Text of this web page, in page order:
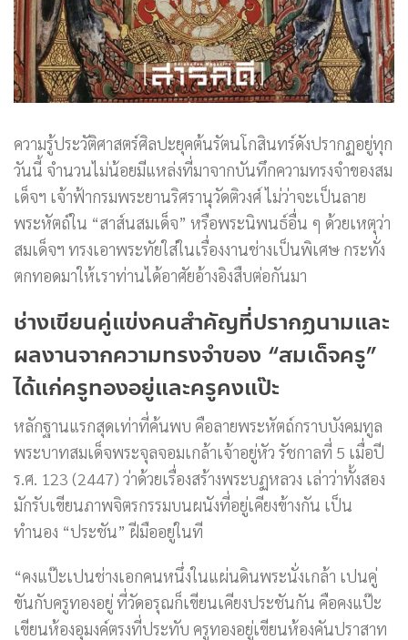
ความรู้ประวัติศาสตร์ศิลปะยุคต้นรัตนโกสินทร์ดังปรากฏอยู่ทุก
วันนี้ จำนวนไม่น้อยมีแหล่งที่มาจากบันทึกความทรงจำของสม
เด็จฯ เจ้าฟ้ากรมพระยานริศรานุวัดติวงศ์ ไม่ว่าจะเป็นลาย
พระหัตถ์ใน “สาส์นสมเด็จ” หรือพระนิพนธ์อื่น ๆ ด้วยเหตุว่า
สมเด็จฯ ทรงเอาพระทัยใส่ในเรื่องงานช่างเป็นพิเศษ กระทั่ง
ตกทอดมาให้เราท่านได้อาศัยอ้างอิงสืบต่อกันมา
ช่างเขียนคู่แข่งคนสำคัญที่ปรากฏนามและ
ผลงานจากความทรงจำของ “สมเด็จครู”
ได้แก่ครูทองอยู่และครูคงแป๊ะ
หลักฐานแรกสุดเท่าที่ค้นพบ คือลายพระหัตถ์กราบบังคมทูล
พระบาทสมเด็จพระจุลจอมเกล้าเจ้าอยู่หัว รัชกาลที่ 5 เมื่อปี
ร.ศ. 123 (2447) ว่าด้วยเรื่องสร้างพระบฏหลวง เล่าว่าทั้งสอง
มักรับเขียนภาพจิตรกรรมบนผนังที่อยู่เคียงข้างกัน เป็น
ทำนอง “ประชัน” ฝีมืออยู่ในที
“คงแป๊ะเปนช่างเอกคนหนึ่งในแผ่นดินพระนั่งเกล้า เปนคู่
ขันกับครูทองอยู่ ที่วัดอรุณก็เขียนเคียงประชันกัน คือคงแป๊ะ
เขียนห้องอุมงค์ตรงที่ประทับ ครูทองอยู่เขียนห้องคันปราสาท